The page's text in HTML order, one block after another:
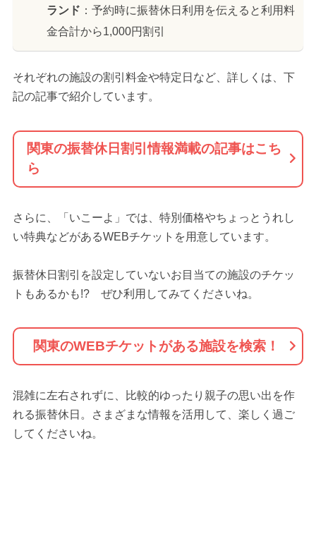
ランド ：予約時に振替休日利用を伝えると利用料
金合計から1,000円割引
それぞれの施設の割引料金や特定日など、詳しくは、下
記の記事で紹介しています。
関東の振替休日割引情報満載の記事はこち
ら
さらに、「いこーよ」では、特別価格やちょっとうれし
い特典などがあるWEBチケットを用意しています。
振替休日割引を設定していないお目当ての施設のチケッ
トもあるかも!? ぜひ利用してみてくださいね。
関東のWEBチケットがある施設を検索！
混雑に左右されずに、比較的ゆったり親子の思い出を作
れる振替休日。さまざまな情報を活用して、楽しく過ご
してくださいね。